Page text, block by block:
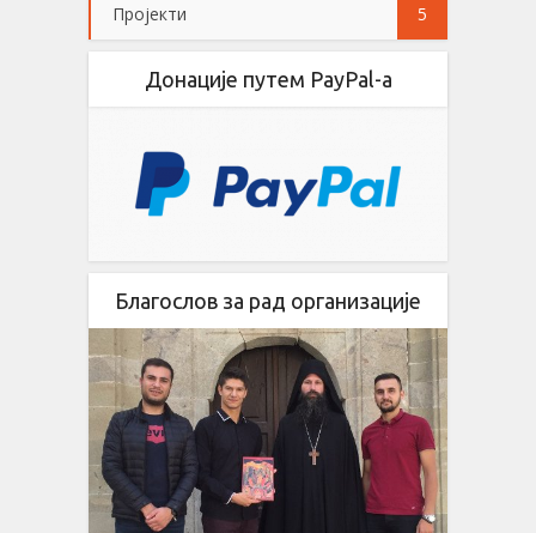
Пројекти 5
Донације путем PayPal-a
Благослов за рад организације